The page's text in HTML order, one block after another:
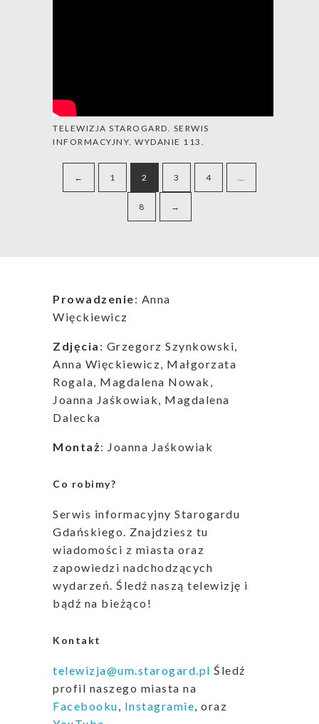
TELEWIZJA STAROGARD. SERWIS
INFORMACYJNY. WYDANIE 113.
← 1 2 3 4
8 →
Prowadzenie: Anna
Więckiewicz
Zdjęcia : Grzegorz Szynkowski,
Anna Więckiewicz, Małgorzata
Rogala, Magdalena Nowak,
Joanna Jaśkowiak, Magdalena
Dalecka
Montaż: Joanna Jaśkowiak
Co robimy?
Serwis informacyjny Starogardu
Gdańskiego. Znajdziesz tu
wiadomości z miasta oraz
zapowiedzi nadchodzących
wydarzeń. Śledź naszą telewizję i
bądź na bieżąco!
Kontakt
telewizja@um.starogard.pl Śledź
profil naszego miasta na
Facebooku
Instagramie , oraz